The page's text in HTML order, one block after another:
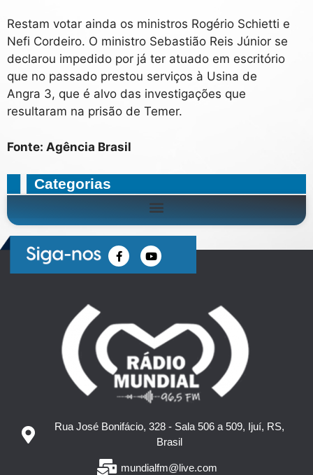
Restam votar ainda os ministros Rogério Schietti e
Nefi Cordeiro. O ministro Sebastião Reis Júnior se
declarou impedido por já ter atuado em escritório
que no passado prestou serviços à Usina de
Angra 3, que é alvo das investigações que
resultaram na prisão de Temer.
Fonte: Agência Brasil
Categorias
Rua José Bonifácio, 328 - Sala 506 a 509, Ijuí, RS,
Brasil
mundialfm@live.com